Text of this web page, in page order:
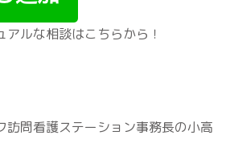
ルな相談はこちらから！
訪問看護ステーション事務長の小高